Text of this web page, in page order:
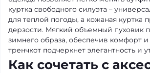
куртка свободного силуэта –
для теплой погоды, а кожаная куртка
дерзости. Мягкий объемный пуховик
зимнего образа, обеспечив комфорт и
тренчкот подчеркнет элегантность и
Как сочетать с